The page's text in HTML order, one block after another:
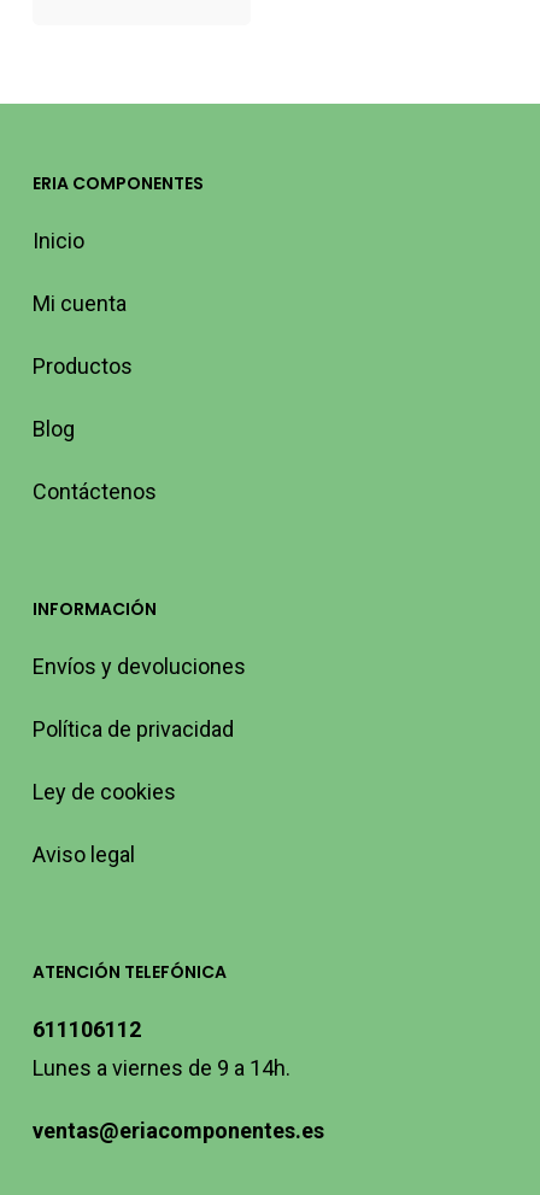
ERIA COMPONENTES
Inicio
Mi cuenta
Productos
Blog
Contáctenos
INFORMACIÓN
Envíos y devoluciones
Política de privacidad
Ley de cookies
Aviso legal
ATENCIÓN TELEFÓNICA
611106112
Lunes a viernes de 9 a 14h.
ventas@eriacomponentes.es